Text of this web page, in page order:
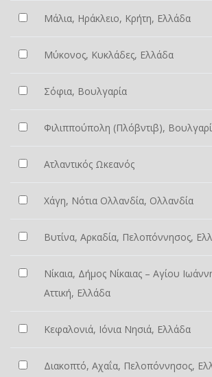
Μάλια, Ηράκλειο, Κρήτη, Ελλάδα
Μύκονος, Κυκλάδες, Ελλάδα
Σόφια, Βουλγαρία
Φιλιππούπολη (Πλόβντιβ),
Ατλαντικός Ωκεανός
Χάγη, Νότια Ολλανδία, Ολλανδία
Βυτίνα, Αρκαδία, Πελοπόννησος,
Νίκαια, Δήμος Νίκαιας – Αγίου
Αττική, Ελλάδα
Κεφαλονιά, Ιόνια Νησιά, Ελλάδα
Διακοπτό, Αχαΐα, Πελοπόννησος,